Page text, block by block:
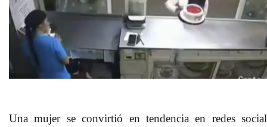
Una mujer se convirtió en tendencia en redes